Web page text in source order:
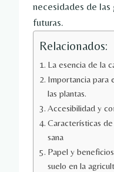
necesidades de
futuras.
Relacionados:
La esencia de la
Importancia para
las plantas.
Accesibilidad y
Características
sana
Papel y
suelo en la